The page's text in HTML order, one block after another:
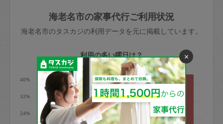
依頼者不在による当日キャンセル＝依頼
金額の100%＋交通費全額
※例：依頼日時／土曜日午前9時開始の場
合、水曜日午前9時以降はキャンセル料が
発生
水曜日9時〜金曜日9時まで＝依頼料金の
50%
金曜日9時～土曜日8時まで＝依頼金額の
きた場合は損害保険の対象外となるので
ご注意ください。
玉、など
あわせてこちらも参照ください：初めて
はありますか？
海老名市の家事代行ご利用状況
海老名市のタスカジの利用データを元に掲載しています。
利用の多い曜日は？
24%
32%
40%
×